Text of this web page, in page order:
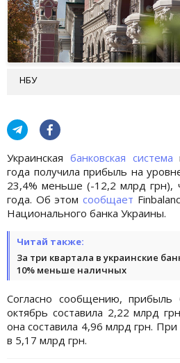
НБУ
Украинская банковская система
года получила прибыль на
23,4% меньше (-12,2 млрд грн),
года. Об этом сообщает
Национального банка Украины.
Читай также:
За три квартала в украинские
10% меньше наличных
Согласно сообщению, прибыль
октябрь составила 2,22 млрд
она составила 4,96 млрд грн.
в 5,17 млрд грн.